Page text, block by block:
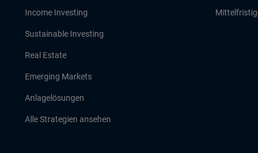
Income Investing
Sustainable Investing
Real Estate
Emerging Markets
Anlagelösungen
Alle Strategien ansehen